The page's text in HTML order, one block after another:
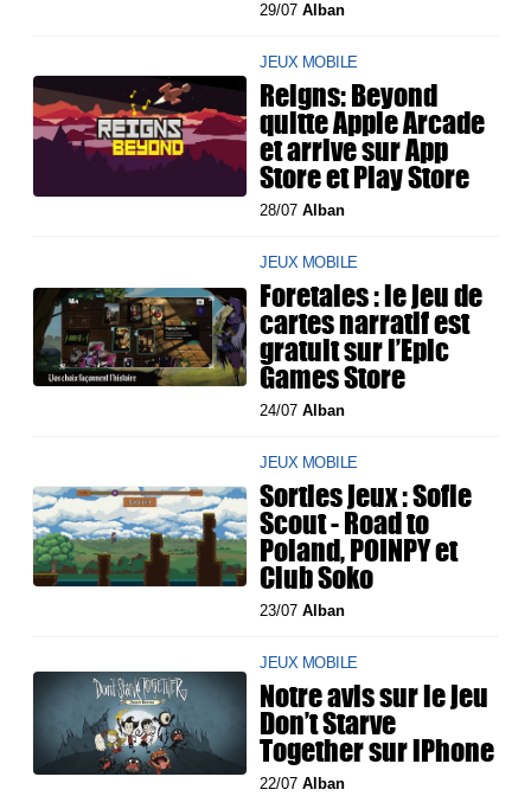
29/07Alban
JEUX MOBILE
Reigns: Beyond
quitte Apple Arcade
et arrive sur App
Store et Play Store
28/07Alban
JEUX MOBILE
Foretales : le jeu de
cartes narratif est
gratuit sur l’Epic
Games Store
24/07Alban
JEUX MOBILE
Sorties jeux : Sofie
Scout - Road to
Poland, POINPY et
Club Soko
23/07Alban
JEUX MOBILE
Notre avis sur le jeu
Don’t Starve
Together sur iPhone
22/07Alban